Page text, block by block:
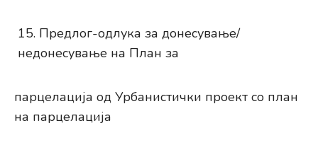
Предлог-одлука за донесување/
недонесување на План за
парцелација од Урбанистички проект со план
на парцелација